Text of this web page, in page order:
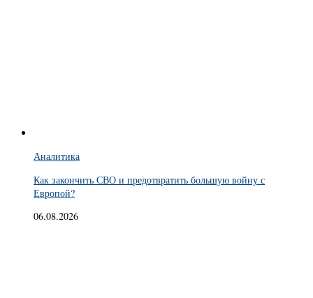
Аналитика
Как закончить СВО и предотвратить большую войну с
Европой?
06.08.2026